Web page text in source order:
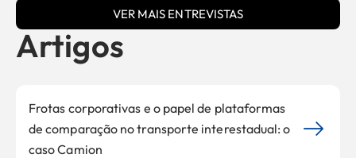
VER MAIS ENTREVISTAS
Artigos
Frotas corporativas e o papel de plataformas
de comparação no transporte interestadual: o
caso Camion